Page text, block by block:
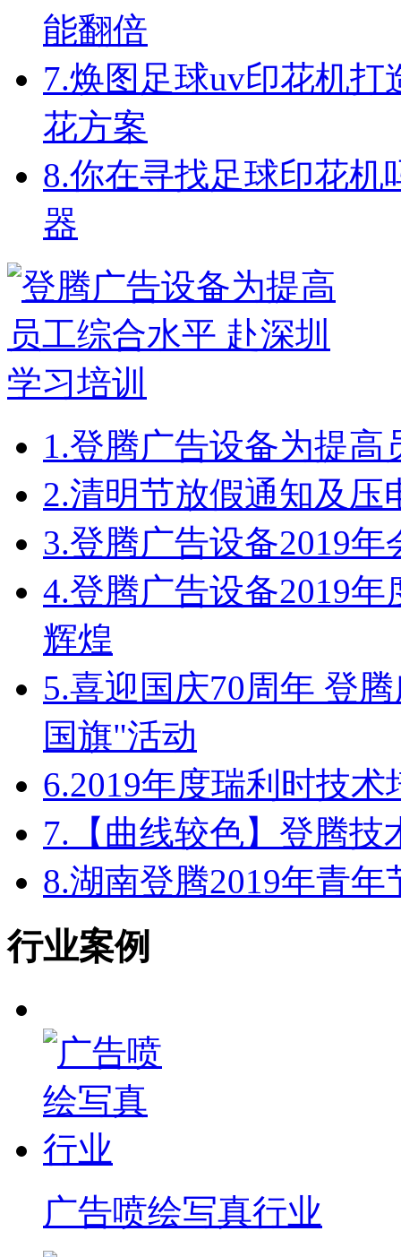
能翻倍
7.焕图足球uv印花机打
花方案
8.你在寻找足球印花机
器
1.登腾广告设备为提高
2.清明节放假通知及压
3.登腾广告设备2019
4.登腾广告设备2019
辉煌
5.喜迎国庆70周年 登
国旗"活动
6.2019年度瑞利时技
7. 【曲线较色】登腾
8.湖南登腾2019年青
行业案例
广告喷绘写真行业